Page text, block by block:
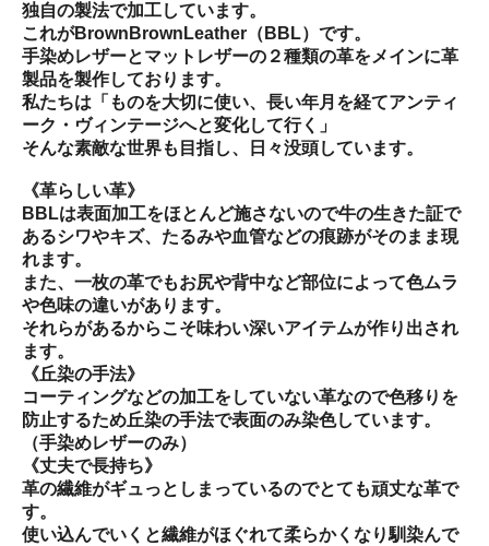
独自の製法で加工しています。
これがBrownBrownLeather（BBL）です。
手染めレザーとマットレザーの２種類の革をメインに革
製品を製作しております。
私たちは「ものを大切に使い、長い年月を経てアンティ
ーク・ヴィンテージへと変化して行く」
そんな素敵な世界も目指し、日々没頭しています。
《革らしい革》
BBLは表面加工をほとんど施さないので牛の生きた証で
あるシワやキズ、たるみや血管などの痕跡がそのまま現
れます。
また、一枚の革でもお尻や背中など部位によって色ムラ
や色味の違いがあります。
それらがあるからこそ味わい深いアイテムが作り出され
ます。
《丘染の手法》
コーティングなどの加工をしていない革なので色移りを
防止するため丘染の手法で表面のみ染色しています。
（手染めレザーのみ）
《丈夫で長持ち》
革の繊維がギュっとしまっているのでとても頑丈な革で
す。
使い込んでいくと繊維がほぐれて柔らかくなり馴染んで